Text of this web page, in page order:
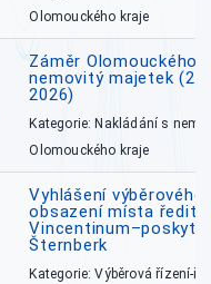
Olomouckého kraje
Záměr Olomouckého
nemovitý majetek
2026)
Kategorie: Nakládání s
Olomouckého kraje
Vyhlášení výběrového
obsazení místa
Šternberk
Kategorie: Výběrová řízení-